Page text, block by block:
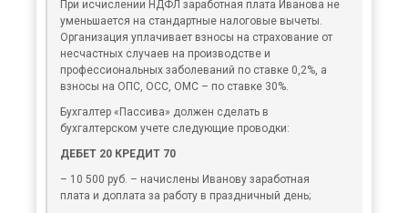
При исчислении НДФЛ заработная плата Иванова не
уменьшается на стандартные налоговые вычеты.
Организация уплачивает взносы на страхование от
несчастных случаев на производстве и
профессиональных заболеваний по ставке 0,2%, а
взносы на ОПС, ОСС, ОМС – по ставке 30%.
Бухгалтер «Пассива» должен сделать в
бухгалтерском учете следующие проводки:
ДЕБЕТ 20 КРЕДИТ 70
– 10 500 руб. – начислены Иванову заработная
плата и доплата за работу в праздничный день;